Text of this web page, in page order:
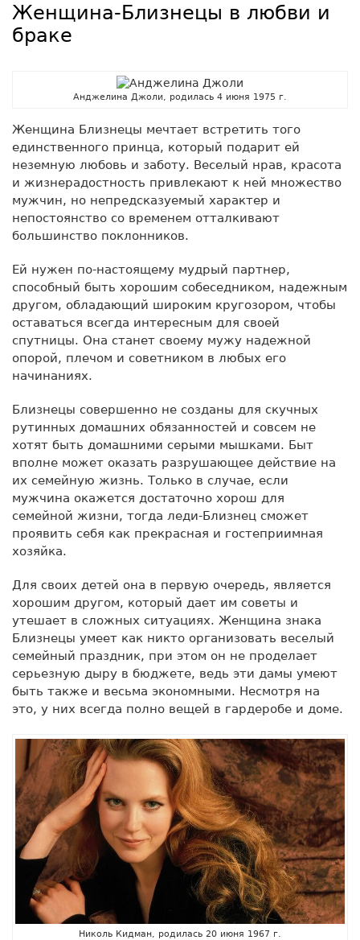
Женщина-Близнецы в любви и
браке
Анджелина Джоли, родилась 4 июня 1975 г.
Женщина Близнецы мечтает встретить того
единственного принца, который подарит ей
неземную любовь и заботу. Веселый нрав, красота
и жизнерадостность привлекают к ней множество
мужчин, но непредсказуемый характер и
непостоянство со временем отталкивают
большинство поклонников.
Ей нужен по-настоящему мудрый партнер,
способный быть хорошим собеседником, надежным
другом, обладающий широким кругозором, чтобы
оставаться всегда интересным для своей
спутницы. Она станет своему мужу надежной
опорой, плечом и советником в любых его
начинаниях.
Близнецы совершенно не созданы для скучных
рутинных домашних обязанностей и совсем не
хотят быть домашними серыми мышками. Быт
вполне может оказать разрушающее действие на
их семейную жизнь. Только в случае, если
мужчина окажется достаточно хорош для
семейной жизни, тогда леди-Близнец сможет
проявить себя как прекрасная и гостеприимная
хозяйка.
Для своих детей она в первую очередь, является
хорошим другом, который дает им советы и
утешает в сложных ситуациях. Женщина знака
Близнецы умеет как никто организовать веселый
семейный праздник, при этом он не проделает
серьезную дыру в бюджете, ведь эти дамы умеют
быть также и весьма экономными. Несмотря на
это, у них всегда полно вещей в гардеробе и доме.
Николь Кидман, родилась 20 июня 1967 г.